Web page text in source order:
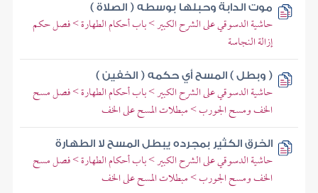
موت الدابة وحبلها بوسطه ( الصلاة )
حاشية الدسوقي على الشرح الكبير > باب أحكام الطهارة > فصل حكم
إزالة النجاسة
( وبطل ) المسح أي حكمه ( الخفين )
حاشية الدسوقي على الشرح الكبير > باب أحكام الطهارة > فصل مسح
الخف ومسح الجورب > مبطلات المسح على الخف
الخرق الكثير بمجرده يبطل المسح لا الطهارة
حاشية الدسوقي على الشرح الكبير > باب أحكام الطهارة > فصل مسح
الخف ومسح الجورب > مبطلات المسح على الخف